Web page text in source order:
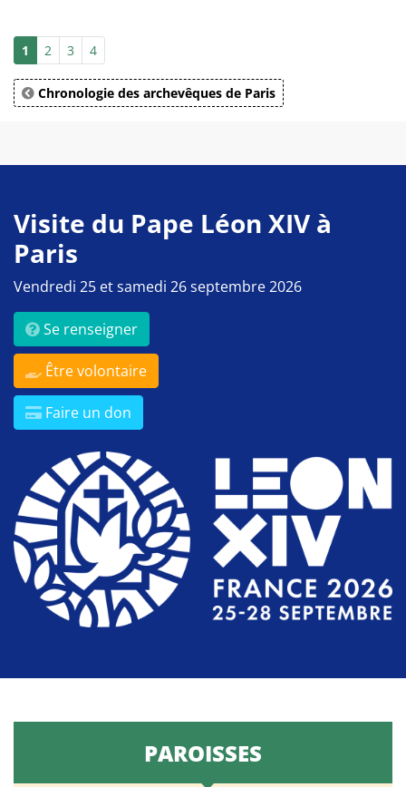
1 2 3 4
Chronologie des archevêques de Paris
Visite du Pape Léon XIV à
Paris
Vendredi 25 et samedi 26 septembre 2026
Se renseigner
Être volontaire
Faire un don
PAROISSES